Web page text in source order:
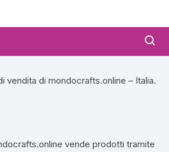
vendita di mondocrafts.online – Italia.
vende prodotti tramite